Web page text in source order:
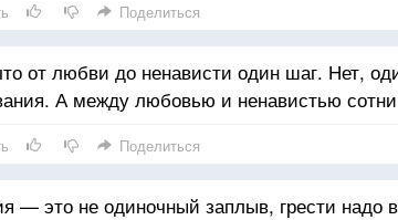
Поделиться
от любви до ненависти один шаг. Нет,
А между любовью и ненавистью
Поделиться
— это не одиночный заплыв, грести надо